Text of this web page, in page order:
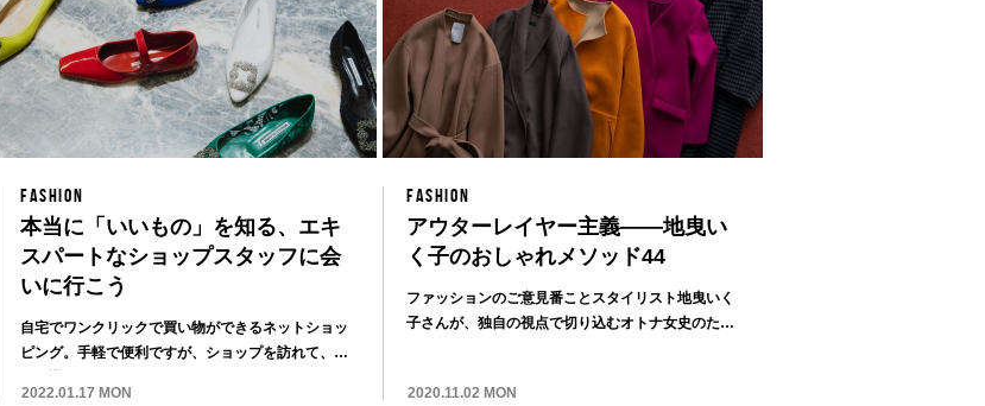
FASHION
本当に「いいもの」を知る、エキ
スパートなショップスタッフに会
いに行こう
自宅でワンクリックで買い物ができるネットショッ
ピング。手軽で便利ですが、ショップを訪れて、商
2022.01.17 MON
FASHION
アウターレイヤー主義——地曳い
く子のおしゃれメソッド44
ファッションのご意見番ことスタイリスト地曳いく
子さんが、独自の視点で切り込むオトナ女史のため
2020.11.02 MON